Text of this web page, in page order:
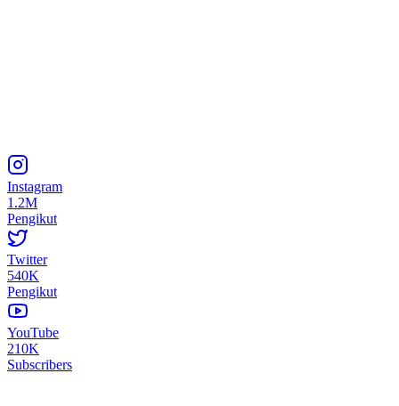
Instagram
1.2M
Pengikut
Twitter
540K
Pengikut
YouTube
210K
Subscribers